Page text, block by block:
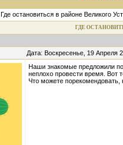
Где остановиться в районе Великого
ГДЕ
Дата: Воскресенье, 19
Наши знакомые предложили
неплохо провести время. Вот
Что можете порекомендовать,